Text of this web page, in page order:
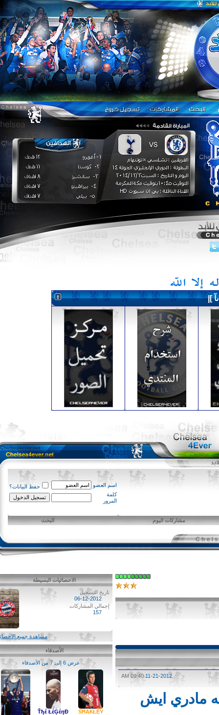
اسم العضو
حفظ البيانات؟
كلمة
المرور
مشاركات اليوم البحث
11-21-2012
09:40 AM
مادري ايش
الاحصائيات البسيطة
تاريخ التسجيل
06-12-2012
إجمالي المشاركات
مشاهدة جميع الاحصائيات
الأصدقاء
عرض 6 إلى 7 من الأصدقاء
ŜĦẤЌŁỀŶ
Ťђέ ŁέĢέŋĐ